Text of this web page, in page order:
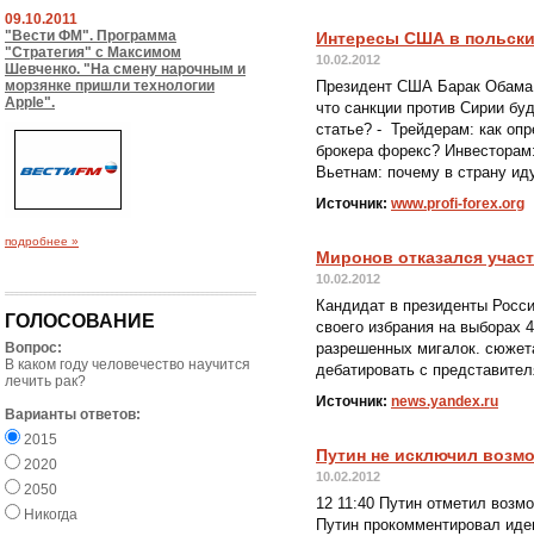
09.10.2011
"Вести ФМ". Программа
"Стратегия" с Максимом
Шевченко. "На смену нарочным и
морзянке пришли технологии
Apple".
подробнее »
ГОЛОСОВАНИЕ
Вопрос:
В каком году человечество научится
лечить рак?
Варианты ответов:
2015
2020
2050
Никогда
Интересы США в
10.02.2012
Президент США Барак
что санкции против Сирии
статье? - Трейдерам: как
брокера форекс?
Вьетнам: почему в страну
Источник: www.profi-forex.org
Миронов отказался
10.02.2012
Кандидат в президенты
своего избрания на выборах
разрешенных мигалок.
дебатировать с
Источник: news.yandex.ru
Путин не исключил
10.02.2012
12 11:40 Путин отметил
Путин прокомментировал